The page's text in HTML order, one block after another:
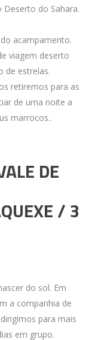
do Sahara.
acampamento.
viagem deserto
de estrelas.
retiremos para as
de uma noite a
marrocos..
DE
/ 3
do sol. Em
a companhia de
para mais
em grupo.